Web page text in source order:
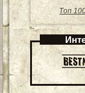
Топ